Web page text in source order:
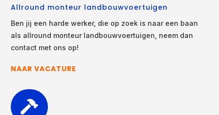
Allround monteur landbouwvoertuigen
Ben jij een harde werker, die op zoek is naar een baan
als allround monteur landbouwvoertuigen, neem dan
contact met ons op!
NAAR VACATURE
